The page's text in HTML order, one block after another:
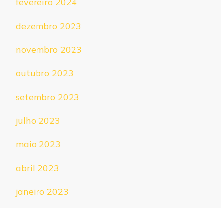
fevereiro 2024
dezembro 2023
novembro 2023
outubro 2023
setembro 2023
julho 2023
maio 2023
abril 2023
janeiro 2023